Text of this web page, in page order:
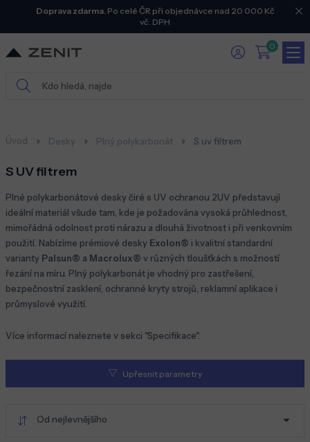
Doprava zdarma.Po celé ČR při objednávce nad 20 000 Kč
vč. DPH
0
Úvod Desky Plný polykarbonát S uv filtrem
S UV filtrem
Plné polykarbonátové desky čiré s UV ochranou 2UV představují
ideální materiál všude tam, kde je požadována vysoká průhlednost,
mimořádná odolnost proti nárazu a dlouhá životnost i při venkovním
použití. Nabízíme prémiové desky Exolon® i kvalitní standardní
varianty Palsun® a Macrolux® v různých tloušťkách s možností
řezání na míru. Plný polykarbonát je vhodný pro zastřešení,
bezpečnostní zasklení, ochranné kryty strojů, reklamní aplikace i
průmyslové využití.
Více informací naleznete v sekci "Specifikace".
Upřesnit parametry
Od nejlevnějšího